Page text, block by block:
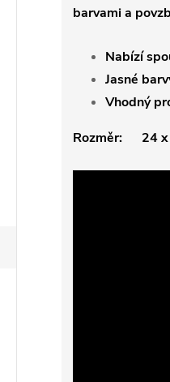
barvami a
Nabízí
Jasné
Vhodný
Rozměr: 24 x